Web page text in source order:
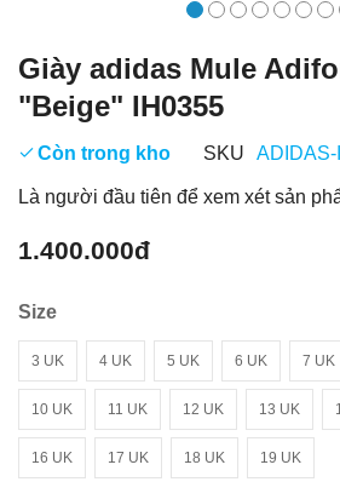
Giày adidas Mule
"Beige" IH0355
Còn trong kho SKU
Là người đầu tiên để xem xét sản
1.400.000đ
Size
3 UK 4 UK 5 UK 6 UK 7 UK
10 UK 11 UK 12 UK 13 UK
16 UK 17 UK 18 UK 19 UK